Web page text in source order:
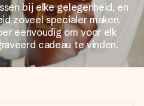
reviews)
Klanten beoordelen
Reviews
bij elke gelegenheid, en
zoveel specialer maken.
eenvoudig om voor elk
cadeau te vinden.